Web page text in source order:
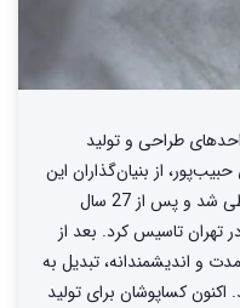
طراحی و تولید‌
از بنیان‌گذاران این
موسسه از دوران جوانی وارد حرفه خیاطی شد و پس از 27 سال
کارگاهی را در تهران تاسیس کرد. بعد از
و اندیشمندانه، تبدیل به
کساپوشان برای تولید